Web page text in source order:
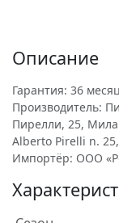
Описание
Гарантия: 36
Производитель:
Пирелли, 25,
Alberto Pirelli n.
Импортёр: ООО